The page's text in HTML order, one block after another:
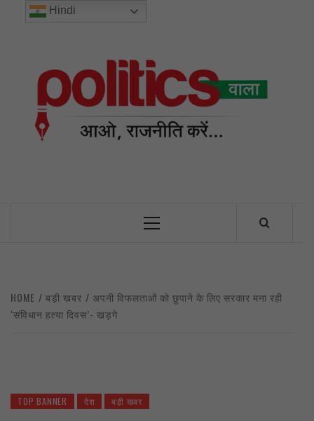
Primary
HOME बड़ी खबर
अपनी विफलताओं को छुपाने के लिए सरकार मना रही
‘संविधान हत्या दिवस’- खड़गे
TOP BANNER देश बड़ी खबर
Hindi